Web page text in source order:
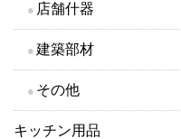
店舗什器
建築部材
その他
キッチン用品